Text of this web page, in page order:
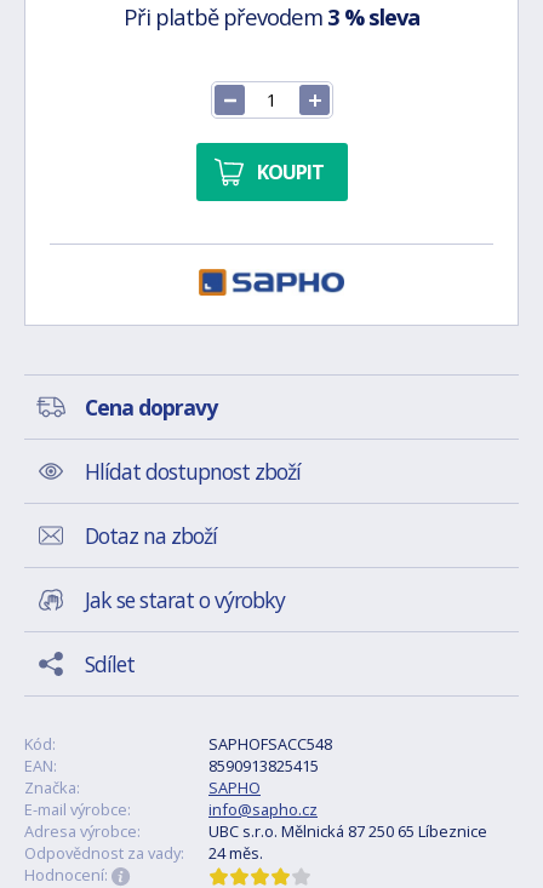
Při platbě převodem 3 % sleva
KOUPIT
Cena dopravy
Hlídat dostupnost zboží
Dotaz na zboží
Jak se starat o výrobky
Sdílet
Kód:
SAPHOFSACC548
EAN:
8590913825415
Značka:
SAPHO
E-mail výrobce:
info@sapho.cz
Adresa výrobce:
UBC s.r.o. Mělnická 87 250 65 Líbeznice
Odpovědnost za vady:
24 měs.
Hodnocení: